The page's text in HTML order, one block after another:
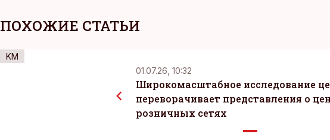
ПОХОЖИЕ СТАТЬИ
KM
01.07.26, 10:32
Широкомасштабное исследование
переворачивает представления о
розничных сетях